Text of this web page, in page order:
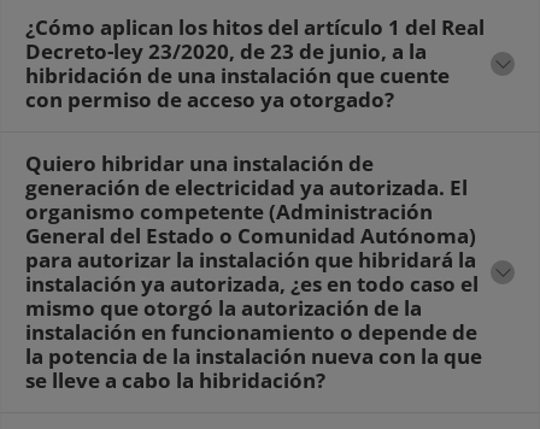
¿Cómo aplican los hitos del artículo 1 del Real
Decreto-ley 23/2020, de 23 de junio, a la
hibridación de una instalación que cuente
con permiso de acceso ya otorgado?
Quiero hibridar una instalación de
generación de electricidad ya autorizada. El
organismo competente (Administración
General del Estado o Comunidad Autónoma)
para autorizar la instalación que hibridará la
instalación ya autorizada, ¿es en todo caso el
mismo que otorgó la autorización de la
instalación en funcionamiento o depende de
la potencia de la instalación nueva con la que
se lleve a cabo la hibridación?